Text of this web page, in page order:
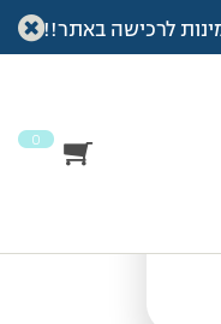
לרכישה באתר!!
0